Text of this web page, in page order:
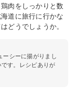
肉をしっかりと数
道に旅行に行かな
どうでしょうか。
ーシーに揚がりまし
す。レシピありが